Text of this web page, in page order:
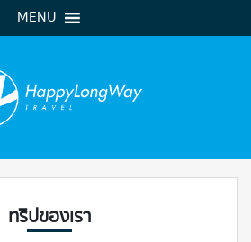
MENU
ทริปของเรา